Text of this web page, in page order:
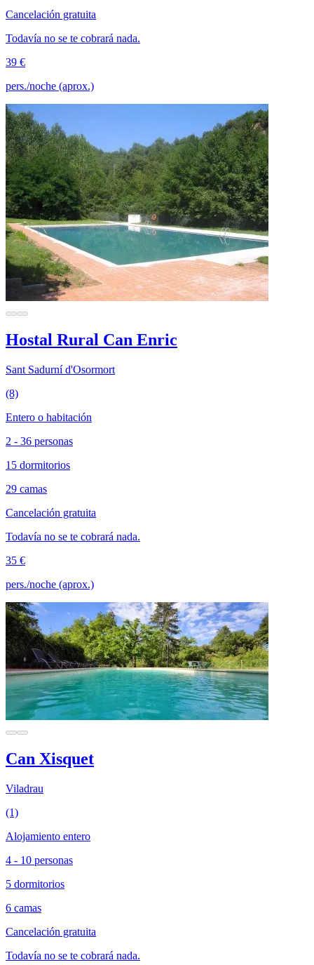
Cancelación gratuita
Todavía no se te cobrará nada.
39 €
pers./noche (aprox.)
Hostal Rural Can Enric
Sant Sadurní d'Osormort
(8)
Entero o habitación
2 - 36 personas
15 dormitorios
29 camas
Cancelación gratuita
Todavía no se te cobrará nada.
35 €
pers./noche (aprox.)
Can Xisquet
Viladrau
(1)
Alojamiento entero
4 - 10 personas
5 dormitorios
6 camas
Cancelación gratuita
Todavía no se te cobrará nada.